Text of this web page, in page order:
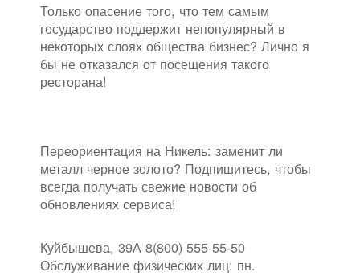
Только опасение того, что тем самым
государство поддержит непопулярный в
некоторых слоях общества бизнес? Лично я
бы не отказался от посещения такого
ресторана!
Переориентация на Никель: заменит ли
металл черное золото? Подпишитесь, чтобы
всегда получать свежие новости об
обновлениях сервиса!
Куйбышева, 39А 8(800) 555-55-50
Обслуживание физических лиц: пн.